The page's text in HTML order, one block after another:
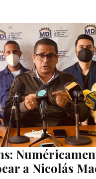
a Nicolás